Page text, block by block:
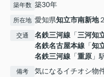
築年数 築30年
所在地 愛知県知立市南新地
交通 名鉄三河線 「三河知
名鉄名古屋本線 「知
名鉄三河線 「重原 」
備考
気になるイチオシ